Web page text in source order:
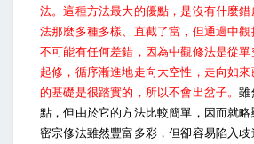
法。這種方法最大的優點，是沒有什麼
法那麼多種多樣、直截了當，但通過中
不可能有任何差錯，因為中觀修法是從
起修，循序漸進地走向大空性，走向如
的基礎是很踏實的，所以不會出岔子。雖
點，但由於它的方法比較簡單，因而就略
密宗修法雖然豐富多彩，但卻容易陷入